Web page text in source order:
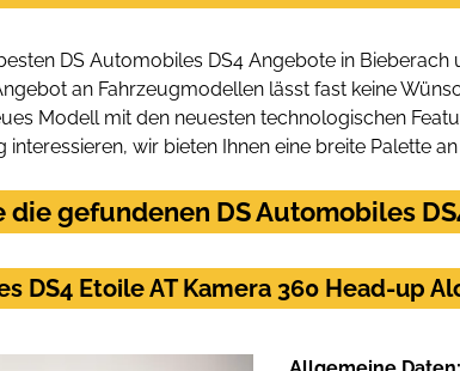
DS Automobiles DS4 Angebote in
an Fahrzeugmodellen lässt fast keine
Modell mit den neuesten technologischen
wir bieten Ihnen eine breite Palette
die gefundenen DS Automobiles
DS4 Etoile AT Kamera 360 Head-up